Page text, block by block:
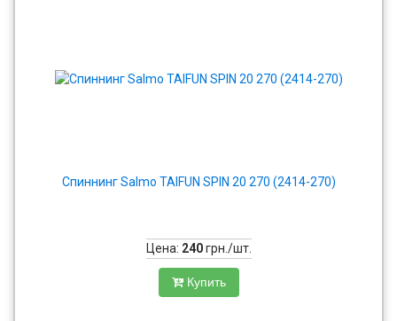
Спиннинг Salmo TAIFUN SPIN 20 270 (2414-270)
Цена: 240грн./шт.
Купить